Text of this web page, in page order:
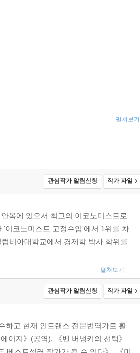
펼쳐보기
관심작가 알림신청 작가 파일
목에 있으서 최고의 이코노미스트로
'이코노미스트 고정수입'에서 1위를 차
비아대학교에서 경제학 박사 학위를
펼쳐보기
관심작가 알림신청 작가 파일
하고 현재 인트랜스 전문번역가로 활
이지》(공역), 《벤 버냉키의 선택》